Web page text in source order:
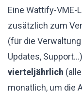
Eine Wattify-
zusätzlich zum
(für die
Updates,
vierteljährlich
monatlich, um die